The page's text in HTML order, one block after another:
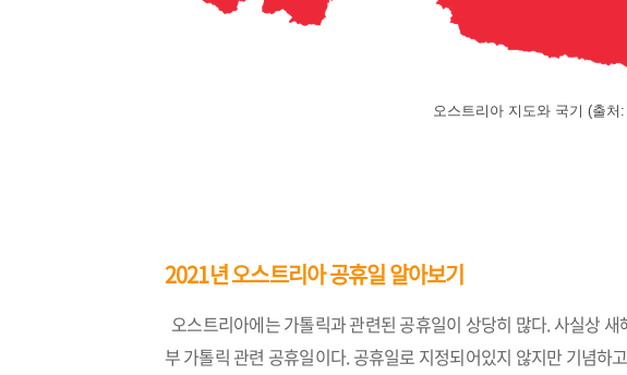
오스트리아 지도와 국기 (출처
2021년 오스트리아 공휴일 알아보기
오스트리아에는 가톨릭과 관련된 공휴일이 상당히 많다. 사실상
부 가톨릭 관련 공휴일이다. 공휴일로 지정되어있지 않지만 기념하